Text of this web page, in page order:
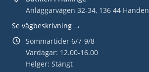
Anläggarvägen 32-34, 136 44 Handen
Se vägbeskrivning →
Sommartider 6/7-9/8
Vardagar: 12.00-16.00
Helger: Stängt